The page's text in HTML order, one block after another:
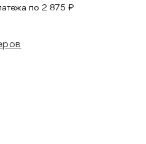
по 2 875 ₽